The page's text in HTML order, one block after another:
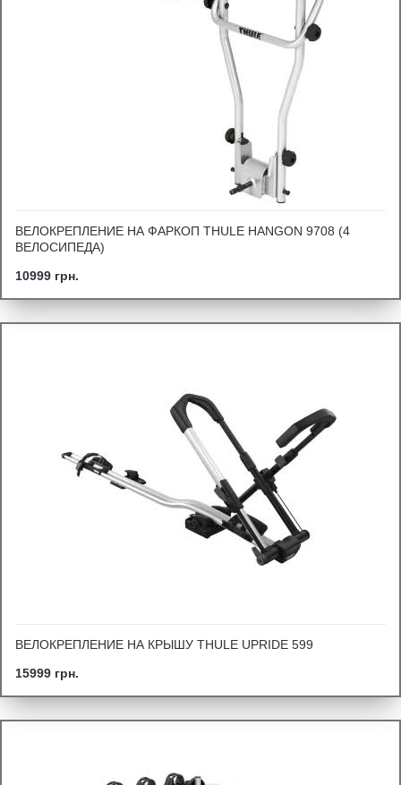
ВЕЛОКРЕПЛЕНИЕ НА ФАРКОП THULE HANGON 9708 (4
ВЕЛОСИПЕДА)
10999 грн.
ВЕЛОКРЕПЛЕНИЕ НА КРЫШУ THULE UPRIDE 599
15999 грн.